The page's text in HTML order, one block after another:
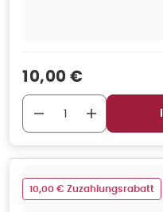
Verkaufspreis
10,00 €
10,00 € Zuzahlungsrabatt